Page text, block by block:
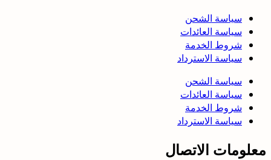
سياسة الشحن
سياسة العائدات
شروط الخدمة
سياسة الاسترداد
سياسة الشحن
سياسة العائدات
شروط الخدمة
سياسة الاسترداد
معلومات الاتصال